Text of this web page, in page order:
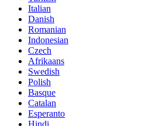
Italian
Danish
Romanian
Indonesian
Czech
Afrikaans
Swedish
Polish
Basque
Catalan
Esperanto
Hindi